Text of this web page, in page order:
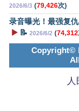
2026/6/3 (79,426次)
录音曝光！最强复
▶️ 📝 2026/6/2 (74,312
Copyright©